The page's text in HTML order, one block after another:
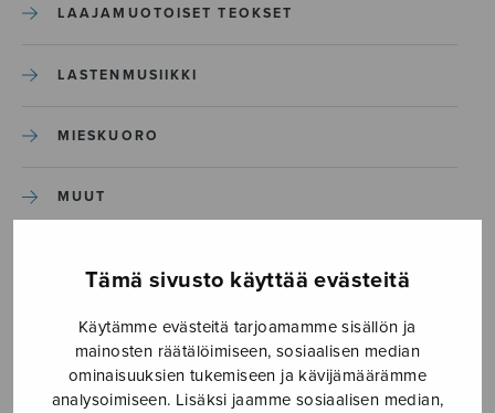
Tämä sivusto käyttää evästeitä
Käytämme evästeitä tarjoamamme sisällön ja
mainosten räätälöimiseen, sosiaalisen median
ominaisuuksien tukemiseen ja kävijämäärämme
analysoimiseen. Lisäksi jaamme sosiaalisen median,
LAAJAMUOTOISET TEOKSET
LASTENMUSIIKKI
MIESKUORO
MUUT
SEKAKUORO
SOITINKOULUT JA OPPAAT